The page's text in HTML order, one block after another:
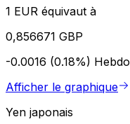
1 EUR équivaut à
0,856671 GBP
-0.0016 (0.18%)
Afficher le graphique
Yen japonais